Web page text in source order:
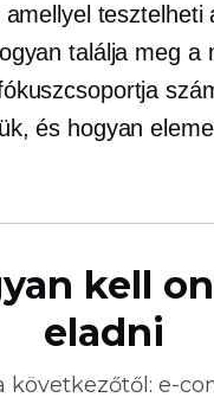
tesztelheti
találja meg a
és hogyan
kell
eladni
következőtől: e-